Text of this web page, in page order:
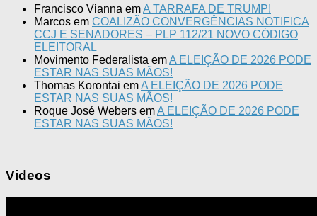
Francisco Vianna emA TARRAFA DE TRUMP!
Marcos em COALIZÃO CONVERGÊNCIAS NOTIFICA
CCJ E SENADORES – PLP 112/21 NOVO CÓDIGO
ELEITORAL
Movimento Federalista emA ELEIÇÃO DE 2026 PODE
ESTAR NAS SUAS MÃOS!
Thomas Korontai emA ELEIÇÃO DE 2026 PODE
ESTAR NAS SUAS MÃOS!
Roque José Webers emA ELEIÇÃO DE 2026 PODE
ESTAR NAS SUAS MÃOS!
Videos